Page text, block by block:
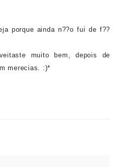
porque ainda n??o fui de f??
muito bem, depois de
merecias. :)*